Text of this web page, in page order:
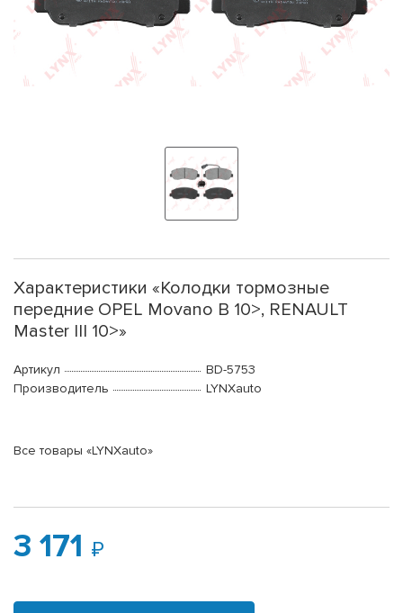
Характеристики «Колодки тормозные
передние OPEL Movano B 10>, RENAULT
Master III 10>»
Артикул
BD-5753
Производитель
LYNXauto
Все товары «LYNXauto»
3 171